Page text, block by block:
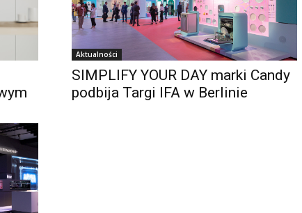
Aktualności
SIMPLIFY YOUR DAY marki Candy
podbija Targi IFA w Berlinie